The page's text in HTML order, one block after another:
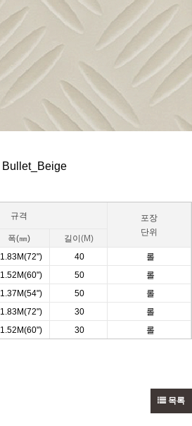
Bullet_Beige
규격
포장
단위
폭(㎜) 길이 (M)
1.83M(72") 40
롤
1.52M(60")
50
롤
1.37M(54")
50 롤
1.83M(72") 30
롤
1.52M(60")
30 롤
목록